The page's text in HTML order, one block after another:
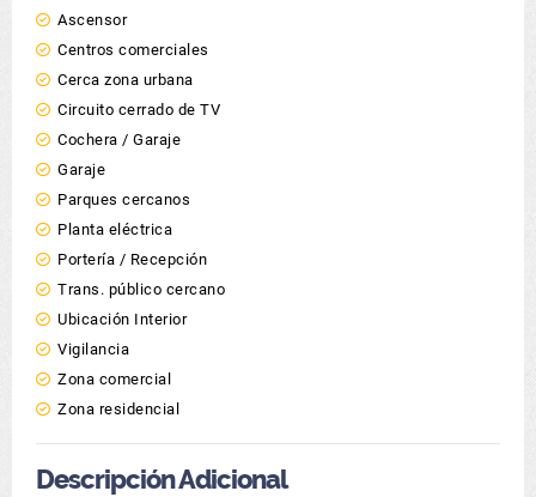
Ascensor
Centros comerciales
Cerca zona urbana
Circuito cerrado de TV
Cochera / Garaje
Garaje
Parques cercanos
Planta eléctrica
Portería / Recepción
Trans. público cercano
Ubicación Interior
Vigilancia
Zona comercial
Zona residencial
Descripción Adicional